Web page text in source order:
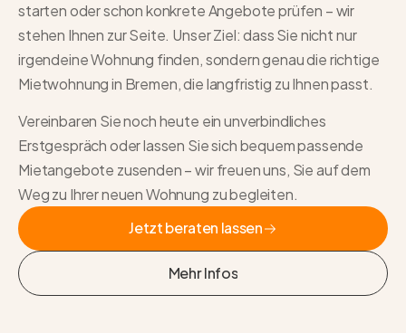
starten oder schon konkrete Angebote prüfen – wir
stehen Ihnen zur Seite. Unser Ziel: dass Sie nicht nur
irgendeine Wohnung finden, sondern genau die richtige
Mietwohnung in Bremen, die langfristig zu Ihnen passt.
Vereinbaren Sie noch heute ein unverbindliches
Erstgespräch oder lassen Sie sich bequem passende
Mietangebote zusenden – wir freuen uns, Sie auf dem
Weg zu Ihrer neuen Wohnung zu begleiten.
Jetzt beraten lassen
Mehr Infos